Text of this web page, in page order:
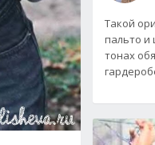
Такой
пальто
тонах